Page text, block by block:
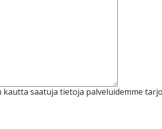
kautta saatuja tietoja palveluidemme